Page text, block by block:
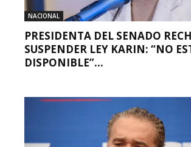
NACIONAL
PRESIDENTA DEL SENADO
SUSPENDER LEY KARIN: “NO
DISPONIBLE”...